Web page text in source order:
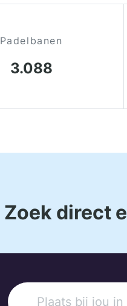
Padelbanen
3.088
Zoek direct